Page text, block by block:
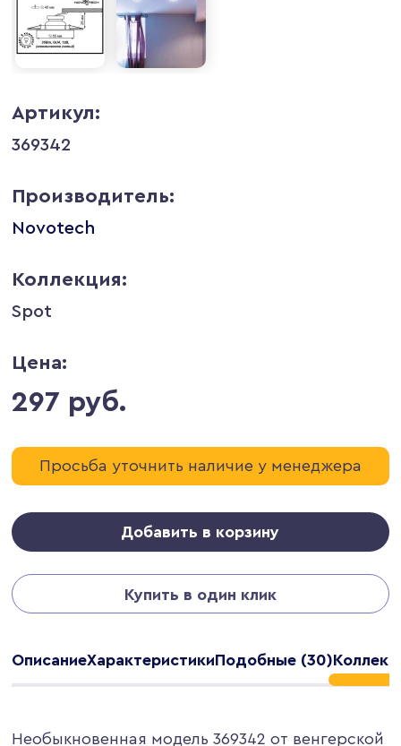
Артикул:
369342
Производитель:
Novotech
Коллекция:
Spot
Цена:
297 руб.
Просьба уточнить наличие у менеджера
Добавить в корзину
Купить в один клик
ОписаниеХарактеристикиПодобные (30)
Необыкновенная модель 369342 от венгерской